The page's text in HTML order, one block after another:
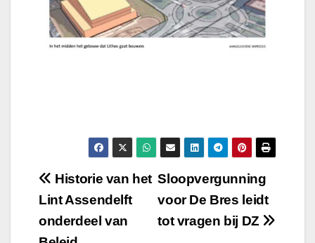
Bericht
navigatie
Sloopvergunning
voor De Bres leidt
tot vragen bij DZ
Historie van het
Lint Assendelft
onderdeel van